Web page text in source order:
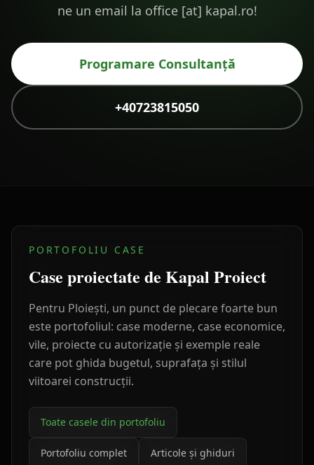
ne un email la office [at] kapal.ro!
Programare Consultanță
+40723815050
PORTOFOLIU CASE
Case proiectate de Kapal Proiect
Pentru Ploiești, un punct de plecare foarte bun
este portofoliul: case moderne, case economice,
vile, proiecte cu autorizație și exemple reale
care pot ghida bugetul, suprafața și stilul
viitoarei construcții.
Toate casele din portofoliu
Portofoliu complet Articole și ghiduri